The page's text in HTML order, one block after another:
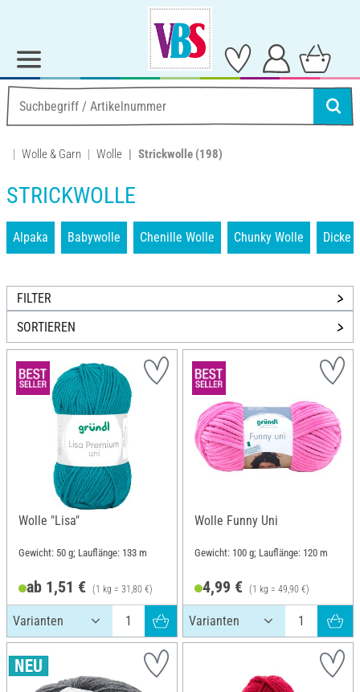
Wolle & Garn Wolle Strickwolle (198)
STRICKWOLLE
Alpaka Babywolle Chenille Wolle Chunky Wolle Dicke
FILTER
SORTIEREN
Wolle "Lisa"
Gewicht: 50 g; Lauflänge: 133 m
ab 1,51 € (1 kg = 31,80 €)
Wolle Funny Uni
Gewicht: 100 g; Lauflänge: 120 m
4,99 € (1 kg = 49,90 €)